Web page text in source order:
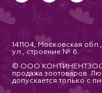
141104, Московская
ул., строение № 6.
© ООО КОНТИНЕНТЗОО
продажа зоотоваров.
допускается только с